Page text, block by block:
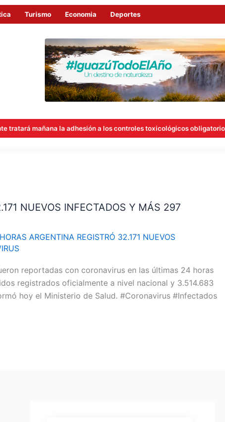
Turismo Economia Deportes
la adhesión a los controles toxicológicos obligatorios para concejales
NUEVOS INFECTADOS Y MÁS 297
ARGENTINA REGISTRÓ 32.171 NUEVOS
reportadas con coronavirus en las últimas 24 horas
registrados oficialmente a nivel nacional y 3.514.683
hoy el Ministerio de Salud. #Coronavirus #Infectados